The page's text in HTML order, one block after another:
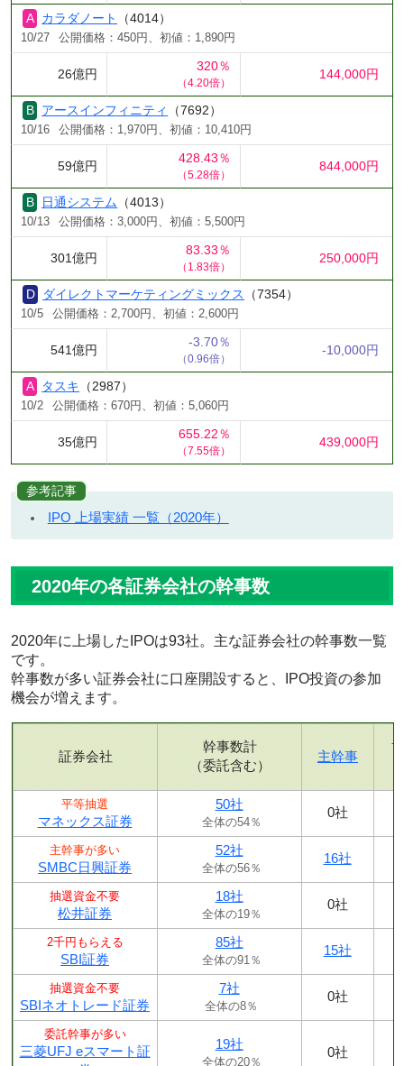
カラダノート （4014）
10/27 公開価格：450円、初値：1,890円
26億円
320％
（4.20倍）
144,000円
アースインフィニティ （7692）
10/16 公開価格：1,970円、初値：10,410円
59億円
428.43％
（5.28倍）
844,000円
日通システム （4013）
10/13 公開価格：3,000円、初値：5,500円
301億円
83.33％
（1.83倍）
250,000円
ダイレクトマーケティングミックス （7354）
10/5 公開価格：2,700円、初値：2,600円
541億円
-3.70％
（0.96倍）
-10,000円
タスキ （2987）
10/2 公開価格：670円、初値：5,060円
35億円
655.22％
（7.55倍）
439,000円
参考記事
IPO 上場実績 一覧（2020年）
2020年の各証券会社の幹事数
2020年に上場したIPOは93社。主な証券会社の幹事数一覧
です。
幹事数が多い証券会社に口座開設すると、IPO投資の参加
機会が増えます。
証券会社
幹事数計
（委託含む）
主幹事
平等抽選
マネックス証券
50社
全体の54％
0社
主幹事が多い
SMBC日興証券
52社
全体の56％
16社
抽選資金不要
松井証券
18社
全体の19％
0社
2千円もらえる
SBI証券
85社
全体の91％
15社
抽選資金不要
SBIネオトレード証券
7社
全体の8％
0社
委託幹事が多い
三菱UFJ eスマート証
19社
全体の20％
0社